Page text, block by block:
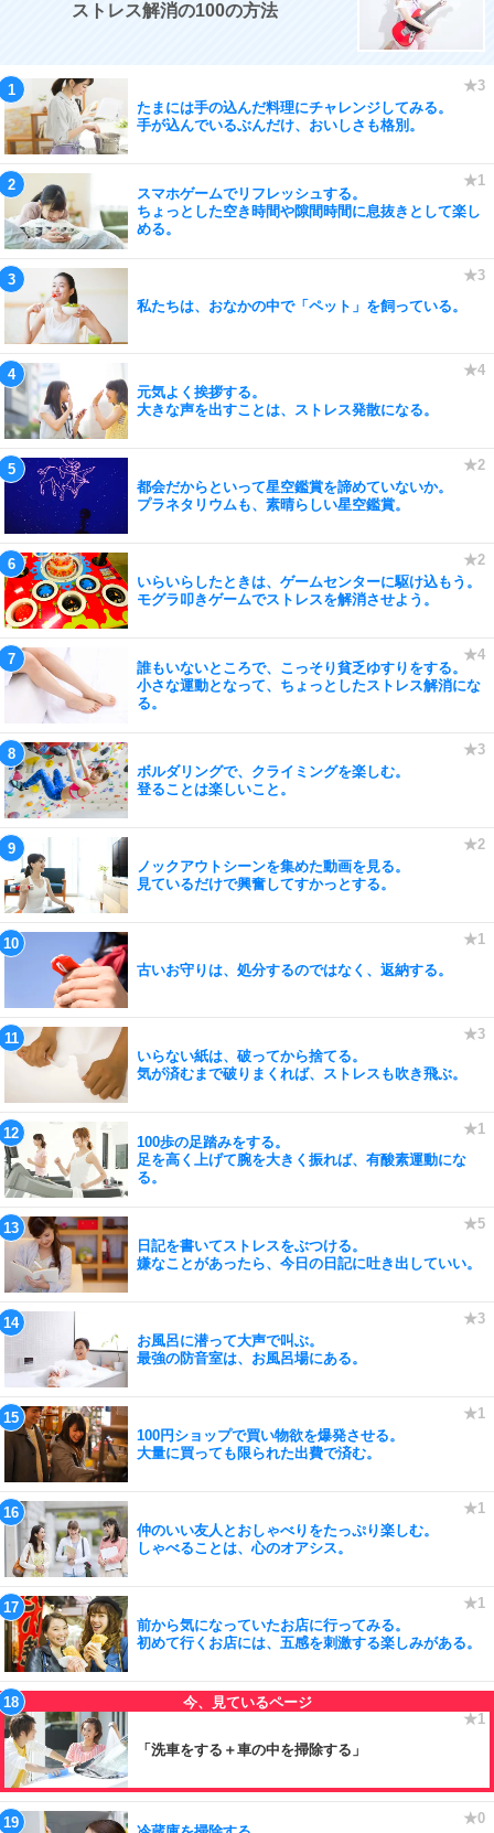
ストレス解消の100の方法
たまには手の込んだ料理にチャレンジしてみる。
手が込んでいるぶんだけ、おいしさも格別。
スマホゲームでリフレッシュする。
ちょっとした空き時間や隙間時間に息抜きとして楽し
める。
私たちは、おなかの中で「ペット」を飼っている。
元気よく挨拶する。
大きな声を出すことは、ストレス発散になる。
都会だからといって星空鑑賞を諦めていないか。
プラネタリウムも、素晴らしい星空鑑賞。
いらいらしたときは、ゲームセンターに駆け込もう。
モグラ叩きゲームでストレスを解消させよう。
誰もいないところで、こっそり貧乏ゆすりをする。
小さな運動となって、ちょっとしたストレス解消にな
る。
ボルダリングで、クライミングを楽しむ。
登ることは楽しいこと。
ノックアウトシーンを集めた動画を見る。
見ているだけで興奮してすかっとする。
古いお守りは、処分するのではなく、返納する。
いらない紙は、破ってから捨てる。
気が済むまで破りまくれば、ストレスも吹き飛ぶ。
100歩の足踏みをする。
足を高く上げて腕を大きく振れば、有酸素運動にな
る。
日記を書いてストレスをぶつける。
嫌なことがあったら、今日の日記に吐き出していい。
お風呂に潜って大声で叫ぶ。
最強の防音室は、お風呂場にある。
100円ショップで買い物欲を爆発させる。
大量に買っても限られた出費で済む。
仲のいい友人とおしゃべりをたっぷり楽しむ。
しゃべることは、心のオアシス。
前から気になっていたお店に行ってみる。
初めて行くお店には、五感を刺激する楽しみがある。
「洗車をする＋車の中を掃除する」